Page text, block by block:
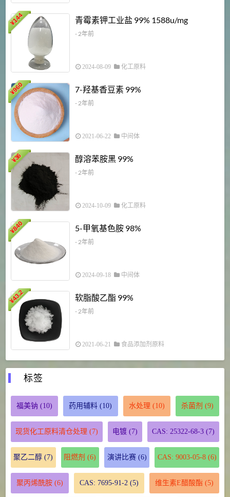
¥
144 青霉素钾工业盐 99% 1588u/mg
- 2年前
2024-08-09 化工原料
¥
960 7-羟基香豆素 99%
- 2年前
2021-06-22 中间体
¥
36 醇溶苯胺黑 99%
- 2年前
2024-10-09 化工原料
¥
840 5-甲氧基色胺 98%
- 2年前
2024-09-18 中间体
¥
43.2 软脂酸乙酯 99%
- 2年前
2021-06-21 食品添加剂原料
标签
福美钠 (10) 药用辅料 (10) 水处理 (10) 杀菌剂 (9)
现货化工原料清仓处理 (7) 电镀 (7) CAS: 25322-68-3 (7)
聚乙二醇 (7) 阻燃剂 (6) 演讲比赛(6) CAS: 9003-05-8(6)
聚丙烯酰胺(6) CAS: 7695-91-2 (5) 维生素E醋酸酯 (5)